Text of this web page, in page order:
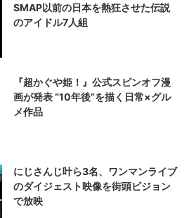
SMAP以前の日本を熱狂させた伝説
のアイドル7人組
『超かぐや姫！』公式スピンオフ漫
画が発表 “10年後”を描く日常×グル
メ作品
にじさんじ叶ら3名、ワンマンライブ
のダイジェスト映像を街頭ビジョン
で放映